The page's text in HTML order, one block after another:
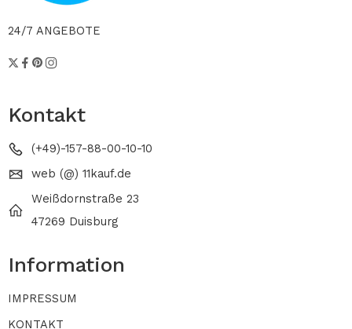
24/7 ANGEBOTE
Kontakt
(+49)-157-88-00-10-10
web (@) 11kauf.de
Weißdornstraße 23
47269 Duisburg
Information
IMPRESSUM
KONTAKT